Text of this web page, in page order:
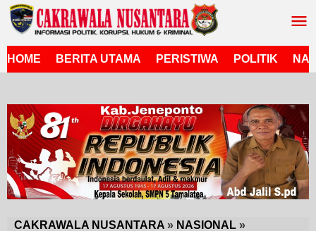
Lewati
ke
HOME
BERITA UTAMA PERISTIWA POLITIK
CAKRAWALA NUSANTARA » NASIONAL »